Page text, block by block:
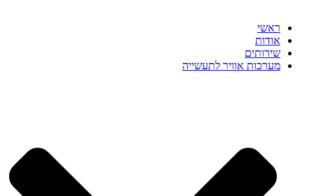
ראשי
אודות
שירותים
מערכות אוויר לתעשייה